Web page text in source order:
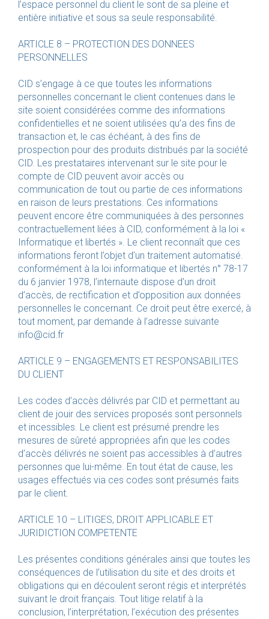
l’espace personnel du client le sont de sa pleine et
entière initiative et sous sa seule responsabilité.
ARTICLE 8 – PROTECTION DES DONNEES
PERSONNELLES
CID s’engage à ce que toutes les informations
personnelles concernant le client contenues dans le
site soient considérées comme des informations
confidentielles et ne soient utilisées qu’a des fins de
transaction et, le cas échéant, à des fins de
prospection pour des produits distribués par la société
CID. Les prestataires intervenant sur le site pour le
compte de CID peuvent avoir accès ou
communication de tout ou partie de ces informations
en raison de leurs prestations. Ces informations
peuvent encore être communiquées à des personnes
contractuellement liées à CID, conformément à la loi «
Informatique et libertés ». Le client reconnaît que ces
informations feront l’objet d’un traitement automatisé.
conformément à la loi informatique et libertés n° 78-17
du 6 janvier 1978, l’internaute dispose d’un droit
d’accès, de rectification et d’opposition aux données
personnelles le concernant. Ce droit peut être exercé, à
tout moment, par demande à l’adresse suivante
info@cid.fr
ARTICLE 9 – ENGAGEMENTS ET RESPONSABILITES
DU CLIENT
Les codes d’accès délivrés par CID et permettant au
client de jouir des services proposés sont personnels
et incessibles. Le client est présumé prendre les
mesures de sûreté appropriées afin que les codes
d’accès délivrés ne soient pas accessibles à d’autres
personnes que lui-même. En tout état de cause, les
usages effectués via ces codes sont présumés faits
par le client.
ARTICLE 10 – LITIGES, DROIT APPLICABLE ET
JURIDICTION COMPETENTE
Les présentes conditions générales ainsi que toutes les
conséquences de l’utilisation du site et des droits et
obligations qui en découlent seront régis et interprétés
suivant le droit français. Tout litige relatif à la
conclusion, l’interprétation, l’exécution des présentes